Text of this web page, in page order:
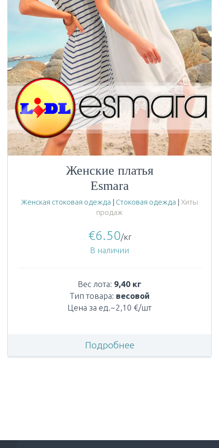
Женские платья
Esmara
Женская стоковая одежда | Стоковая одежда | Хиты
продаж
€6.50/кг
В наличии
Вес лота: 9,40 кг
Тип товара: весовой
Цена за ед.~2,10 €/шт
Подробнее